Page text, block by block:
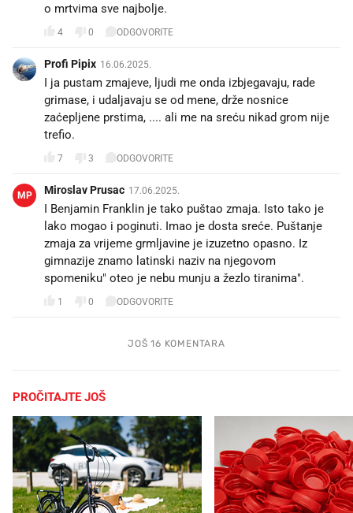
o mrtvima sve najbolje.
4 0 ODGOVORITE
Profi Pipix 16.06.2025.
I ja pustam zmajeve, ljudi me onda izbjegavaju, rade
grimase, i udaljavaju se od mene, drže nosnice
zaćepljene prstima, .... ali me na sreću nikad grom nije
trefio.
7 3 ODGOVORITE
MP Miroslav Prusac 17.06.2025.
I Benjamin Franklin je tako puštao zmaja. Isto tako je
lako mogao i poginuti. Imao je dosta sreće. Puštanje
zmaja za vrijeme grmljavine je izuzetno opasno. Iz
gimnazije znamo latinski naziv na njegovom
spomeniku" oteo je nebu munju a žezlo tiranima".
1 0 ODGOVORITE
JOŠ 16 KOMENTARA
PROČITAJTE JOŠ